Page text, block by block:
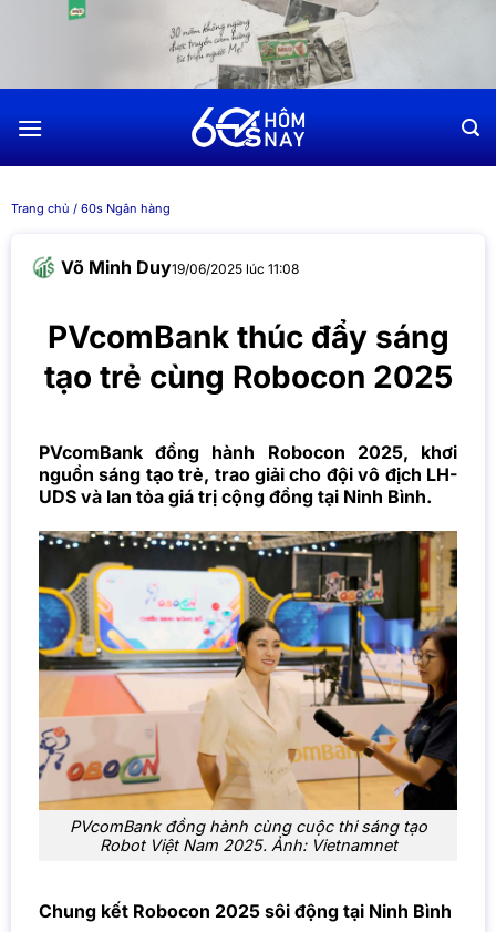
dung
Trang chủ / 60s Ngân hàng
Võ Minh Duy19/06/2025 lúc 11:08
PVcomBank thúc đẩy sáng
tạo trẻ cùng Robocon 2025
PVcomBank đồng hành Robocon 2025, khơi
nguồn sáng tạo trẻ, trao giải cho đội vô địch LH-
UDS và lan tỏa giá trị cộng đồng tại Ninh Bình.
PVcomBank đồng hành cùng cuộc thi sáng tạo
Robot Việt Nam 2025. Ảnh: Vietnamnet
Chung kết Robocon 2025 sôi động tại Ninh Bình